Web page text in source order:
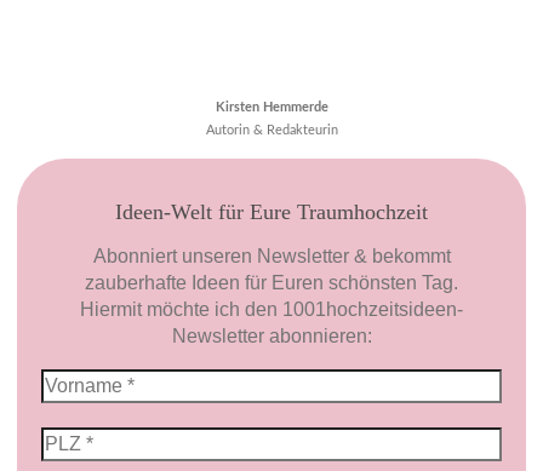
Kirsten Hemmerde
Autorin & Redakteurin
Ideen-Welt für Eure Traumhochzeit
Abonniert unseren Newsletter & bekommt
zauberhafte Ideen für Euren schönsten Tag.
Hiermit möchte ich den 1001hochzeitsideen-
Newsletter abonnieren: